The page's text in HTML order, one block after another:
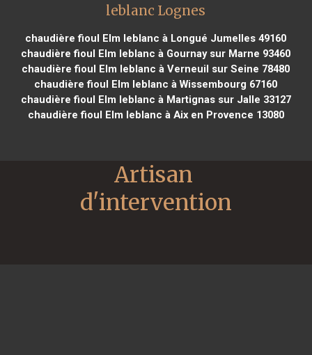
leblanc Lognes
chaudière fioul Elm leblanc à Longué Jumelles 49160
chaudière fioul Elm leblanc à Gournay sur Marne 93460
chaudière fioul Elm leblanc à Verneuil sur Seine 78480
chaudière fioul Elm leblanc à Wissembourg 67160
chaudière fioul Elm leblanc à Martignas sur Jalle 33127
chaudière fioul Elm leblanc à Aix en Provence 13080
Artisan
d'intervention